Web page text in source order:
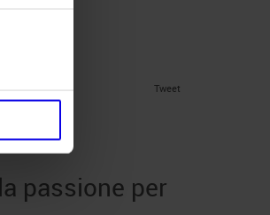
Tweet
passione per